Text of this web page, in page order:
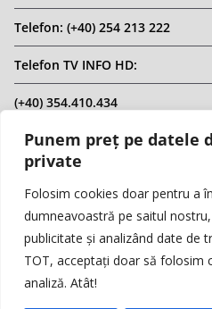
Punem preț pe datele
private
Folosim cookies doar pentru a
dumneavoastră pe saitul
publicitate și analizând date de
TOT, acceptați doar să folosim
analiză. Atât!
Telefon: (+40) 254 213 222
Telefon TV INFO HD:
(+40) 354.410.434
Email: infohd20@gmail.com
Website: www.replicahd.ro